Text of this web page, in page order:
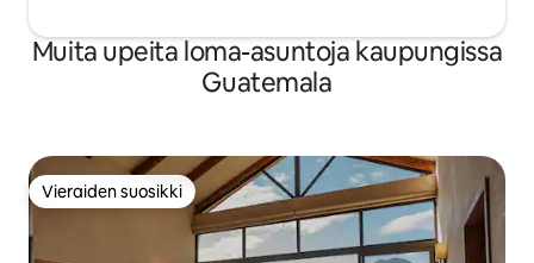
Muita upeita loma-asuntoja kaupungissa
Guatemala
Vieraiden suosikki
Vieraiden suosikki